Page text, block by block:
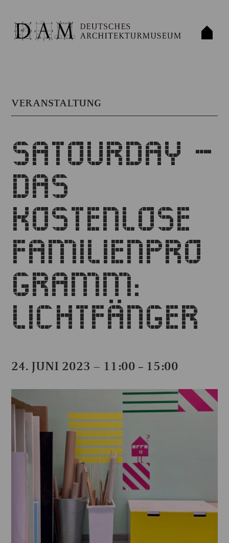
VERANSTALTUNG
SATOURDAY –
DAS
KOSTENLOSE
FAMILIENPRO
GRAMM:
LICHTFÄNGER
24. JUNI 2023 – 11:00 – 15:00